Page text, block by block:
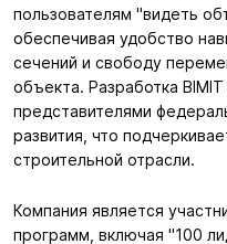
пользователям "видеть
обеспечивая удобство
сечений и свободу
объекта. Разработка
представителями
развития, что
строительной отрасли.
Компания является
программ, включая "100